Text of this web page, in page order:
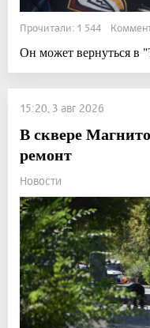
Прочитали: 1 544
Он может вернуться в
15:20, 3 авг 2026
В сквере
ремонт
Новости